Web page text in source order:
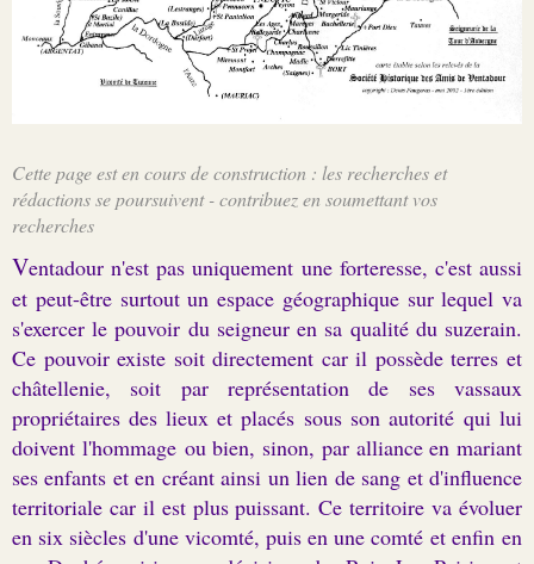
Cette page est en cours de construction : les recherches et
rédactions se poursuivent - contribuez en soumettant vos
recherches
Ventadour n'est pas uniquement une forteresse, c'est aussi
et peut-être surtout un espace géographique sur lequel va
s'exercer le pouvoir du seigneur en sa qualité du suzerain.
Ce pouvoir existe soit directement car il possède terres et
châtellenie, soit par représentation de ses vassaux
propriétaires des lieux et placés sous son autorité qui lui
doivent l'hommage ou bien, sinon, par alliance en mariant
ses enfants et en créant ainsi un lien de sang et d'influence
territoriale car il est plus puissant. Ce territoire va évoluer
en six siècles d'une vicomté, puis en une comté et enfin en